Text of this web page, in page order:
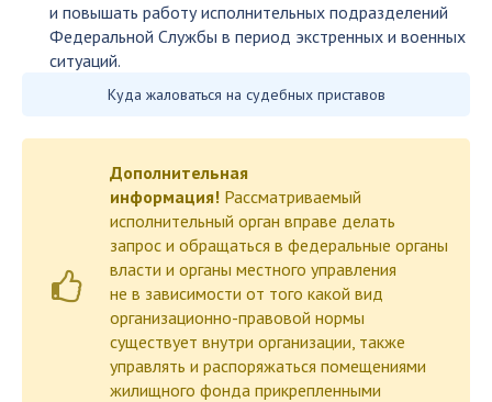
и повышать работу исполнительных подразделений
Федеральной Службы в период экстренных и военных
ситуаций.
Куда жаловаться на судебных приставов
Дополнительная
информация! Рассматриваемый
исполнительный орган вправе делать
запрос и обращаться в федеральные органы
власти и органы местного управления
не в зависимости от того какой вид
организационно-правовой нормы
существует внутри организации, также
управлять и распоряжаться помещениями
жилищного фонда прикрепленными